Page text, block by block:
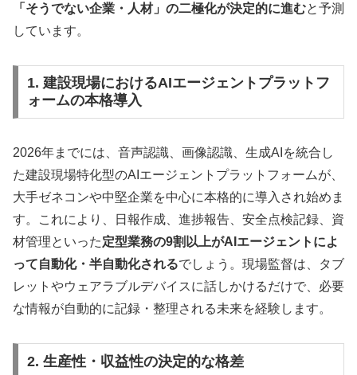
「そうでない企業・人材」の二極化が決定的に進むと予測
しています。
1. 建設現場におけるAIエージェントプラットフ
ォームの本格導入
2026年までには、音声認識、画像認識、生成AIを統合し
た建設現場特化型のAIエージェントプラットフォームが、
大手ゼネコンや中堅企業を中心に本格的に導入され始めま
す。これにより、日報作成、進捗報告、安全点検記録、資
材管理といった定型業務の9割以上がAIエージェントによ
って自動化・半自動化されるでしょう。現場監督は、タブ
レットやウェアラブルデバイスに話しかけるだけで、必要
な情報が自動的に記録・整理される未来を経験します。
2. 生産性・収益性の決定的な格差